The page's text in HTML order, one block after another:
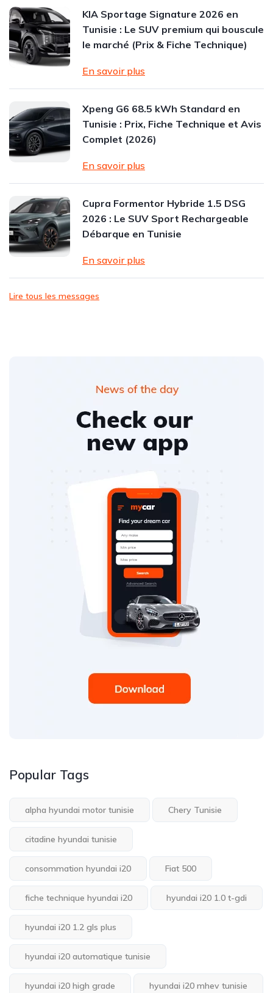
KIA Sportage Signature 2026 en
Tunisie : Le SUV premium qui bouscule
le marché (Prix & Fiche Technique)
En savoir plus
Xpeng G6 68.5 kWh Standard en
Tunisie : Prix, Fiche Technique et Avis
Complet (2026)
En savoir plus
Cupra Formentor Hybride 1.5 DSG
2026 : Le SUV Sport Rechargeable
Débarque en Tunisie
En savoir plus
Lire tous les messages
Popular Tags
alpha hyundai motor tunisie Chery Tunisie
citadine hyundai tunisie
consommation hyundai i20 Fiat 500
fiche technique hyundai i20 hyundai i20 1.0 t-gdi
hyundai i20 1.2 gls plus
hyundai i20 automatique tunisie
hyundai i20 high grade hyundai i20 mhev tunisie